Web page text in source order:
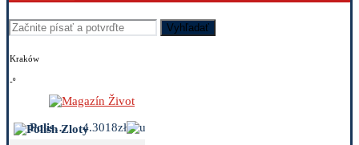
Vyhľadať
Kraków
-º
Polish Zloty
4.3018zł